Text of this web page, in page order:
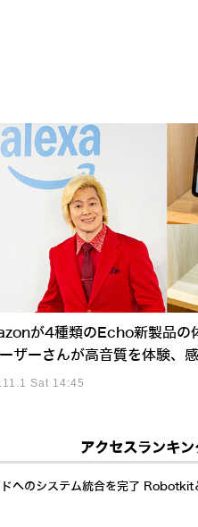
が4種類のEcho新製品の
ザーさんが高音質を体験、
Sat 14:45
アクセスランキン
へのシステム統合を完了